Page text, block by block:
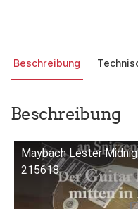
Beschreibung
Beschreibung
Maybach Lester
215618